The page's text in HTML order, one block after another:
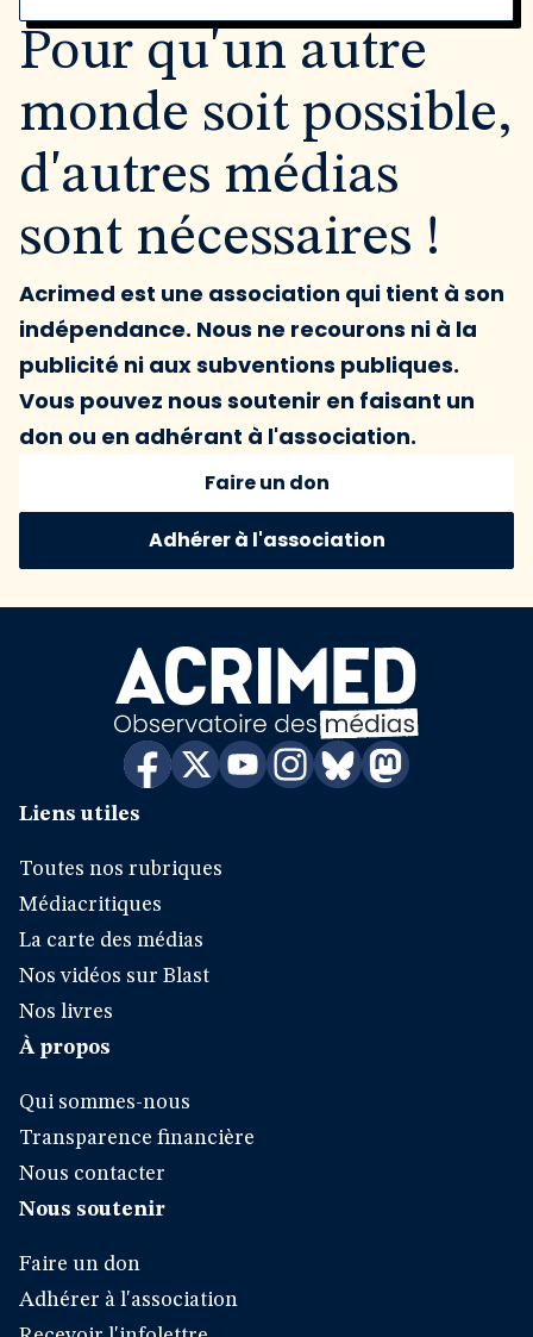
Pour qu'un autre
monde soit possible,
d'autres médias
sont nécessaires !
Acrimed est une association qui tient à son
indépendance. Nous ne recourons ni à la
publicité ni aux subventions publiques.
Vous pouvez nous soutenir en faisant un
don ou en adhérant à l'association.
Faire un don
Adhérer à l'association
Liens utiles
Toutes nos rubriques
Médiacritiques
La carte des médias
Nos vidéos sur Blast
Nos livres
À propos
Qui sommes-nous
Transparence financière
Nous contacter
Nous soutenir
Faire un don
Adhérer à l'association